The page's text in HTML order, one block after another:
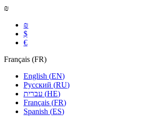
₪
₪
$
€
Français (FR)
English (EN)
Русский (RU)
(HE)
Français (FR)
Spanish (ES)